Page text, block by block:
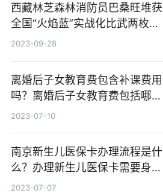
西藏林芝森林消防员巴桑旺堆获
全国“火焰蓝”实战化比武两枚金
牌_天天百事通
2023-09-28
离婚后子女教育费包含补课费用
吗？离婚后子女教育费包括哪
些？
2023-07-10
南京新生儿医保卡办理流程是什
么？办理新生儿医保卡需要身份
证吗？ 全球微动态
2023-07-07